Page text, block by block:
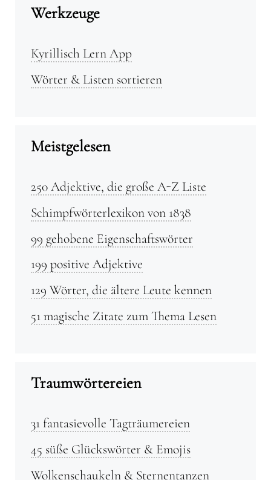
Werkzeuge
Kyrillisch Lern App
Wörter & Listen sortieren
Meistgelesen
250 Adjektive, die große A-Z Liste
Schimpfwörterlexikon von 1838
99 gehobene Eigenschaftswörter
199 positive Adjektive
129 Wörter, die ältere Leute kennen
51 magische Zitate zum Thema Lesen
Traumwörtereien
31 fantasievolle Tagträumereien
45 süße Glückswörter & Emojis
Wolkenschaukeln & Sternentanzen